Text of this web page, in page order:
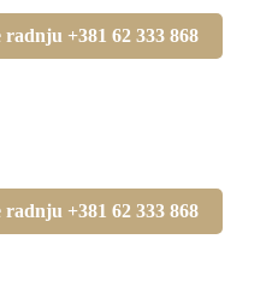
+381 62 333 868
+381 62 333 868